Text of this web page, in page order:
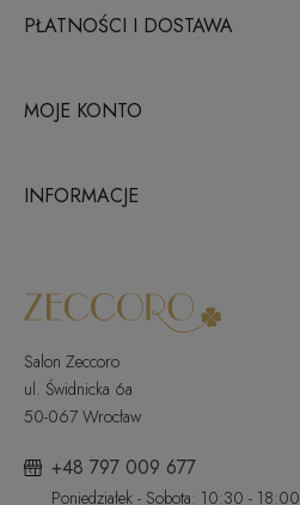
PŁATNOŚCI I DOSTAWA
MOJE KONTO
INFORMACJE
Salon Zeccoro
ul. Świdnicka 6a
50-067 Wrocław
+48 797 009 677
Poniedziałek - Sobota: 10:30 - 18:00